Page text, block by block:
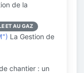
de la
ET AU GAZ
La Gestion de
chantier : un